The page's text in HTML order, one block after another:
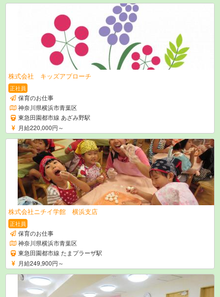
株式会社 キッズアプローチ
正社員
保育のお仕事
神奈川県横浜市青葉区
東急田園都市線 あざみ野駅
月給220,000円～
株式会社ニチイ学館 横浜支店
正社員
保育のお仕事
神奈川県横浜市青葉区
東急田園都市線 たまプラーザ駅
月給249,900円～